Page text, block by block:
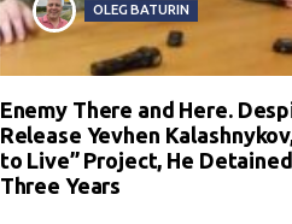
OLEG BATURIN
Enemy There and Here.
Release Yevhen
to Live” Project, He
Three Years